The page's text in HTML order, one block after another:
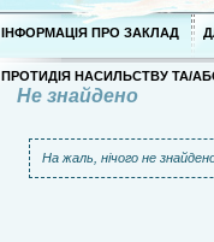
ІНФОРМАЦІЯ ПРО ЗАКЛАД
ПРОТИДІЯ НАСИЛЬСТВУ ТА/
Не знайдено
На жаль, нічого не